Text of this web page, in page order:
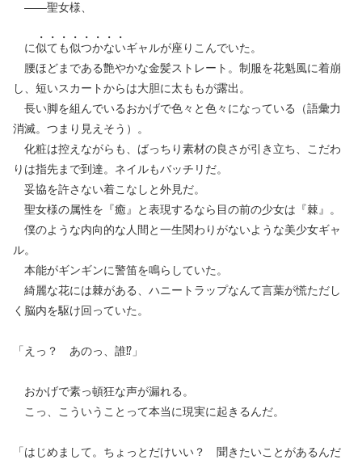
——聖女様、
に似ても似つかないギャルが座りこんでいた。
腰ほどまである艶やかな金髪ストレート。制服を花魁風に着崩
し、短いスカートからは大胆に太ももが露出。
長い脚を組んでいるおかげで色々と色々になっている（語彙力
消滅。つまり見えそう）。
化粧は控えながらも、ばっちり素材の良さが引き立ち、こだわ
りは指先まで到達。ネイルもバッチリだ。
妥協を許さない着こなしと外見だ。
聖女様の属性を『癒』と表現するなら目の前の少女は『棘』。
僕のような内向的な人間と一生関わりがないような美少女ギャ
ル。
本能がギンギンに警笛を鳴らしていた。
綺麗な花には棘がある、ハニートラップなんて言葉が慌ただし
く脳内を駆け回っていた。
「えっ？ あのっ、誰⁉︎」
おかげで素っ頓狂な声が漏れる。
こっ、こういうことって本当に現実に起きるんだ。
「はじめまして。ちょっとだけいい？ 聞きたいことがあるんだ